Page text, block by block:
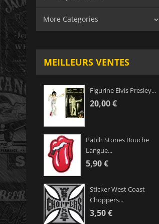
More Categories 
MEILLEURS VENTES
Figurine Elvis Presley...
20,00 €
Patch Stones Bouche
Langue...
5,90 €
Sticker West Coast
Choppers...
3,50 €